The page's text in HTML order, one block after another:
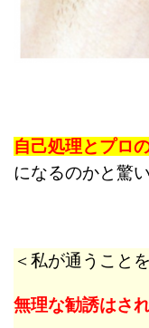
自己処理とプロ
になるのかと驚
＜私が通うこと
無理な勧誘はさ